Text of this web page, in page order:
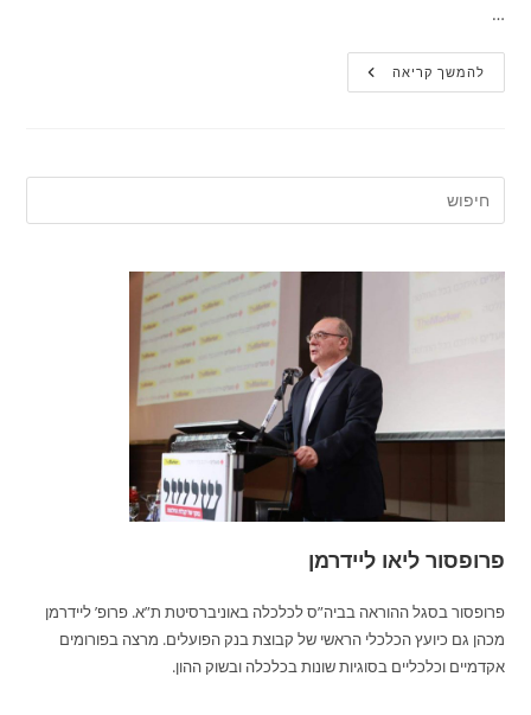
…
להמשך קריאהפרופ'
ליאו
שכדאי
רכישת
פרופסור ליאו ליידרמן
פרופסור בסגל ההוראה בביה”ס לכלכלה באוניברסיטת ת”א. פרופ’ ליידרמן
מכהן גם כיועץ הכלכלי הראשי של קבוצת בנק הפועלים. מרצה בפורומים
אקדמיים וכלכליים בסוגיות שונות בכלכלה ובשוק ההון.